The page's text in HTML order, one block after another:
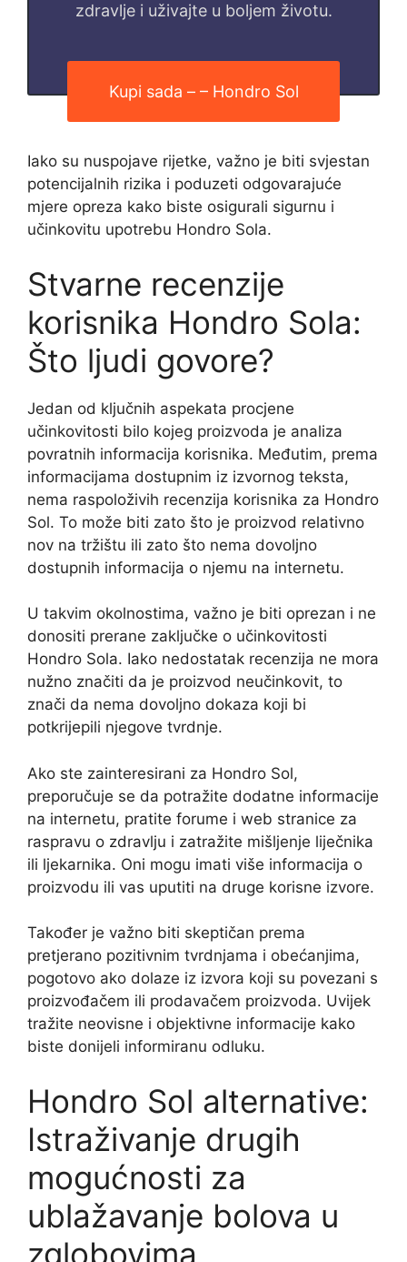
zdravlje i uživajte u boljem životu.
Kupi sada – – Hondro Sol
Iako su nuspojave rijetke, važno je biti svjestan
potencijalnih rizika i poduzeti odgovarajuće
mjere opreza kako biste osigurali sigurnu i
učinkovitu upotrebu Hondro Sola.
Stvarne recenzije
korisnika Hondro Sola:
Što ljudi govore?
Jedan od ključnih aspekata procjene
učinkovitosti bilo kojeg proizvoda je analiza
povratnih informacija korisnika. Međutim, prema
informacijama dostupnim iz izvornog teksta,
nema raspoloživih recenzija korisnika za Hondro
Sol. To može biti zato što je proizvod relativno
nov na tržištu ili zato što nema dovoljno
dostupnih informacija o njemu na internetu.
U takvim okolnostima, važno je biti oprezan i ne
donositi prerane zaključke o učinkovitosti
Hondro Sola. Iako nedostatak recenzija ne mora
nužno značiti da je proizvod neučinkovit, to
znači da nema dovoljno dokaza koji bi
potkrijepili njegove tvrdnje.
Ako ste zainteresirani za Hondro Sol,
preporučuje se da potražite dodatne informacije
na internetu, pratite forume i web stranice za
raspravu o zdravlju i zatražite mišljenje liječnika
ili ljekarnika. Oni mogu imati više informacija o
proizvodu ili vas uputiti na druge korisne izvore.
Također je važno biti skeptičan prema
pretjerano pozitivnim tvrdnjama i obećanjima,
pogotovo ako dolaze iz izvora koji su povezani s
proizvođačem ili prodavačem proizvoda. Uvijek
tražite neovisne i objektivne informacije kako
biste donijeli informiranu odluku.
Hondro Sol alternative:
Istraživanje drugih
mogućnosti za
ublažavanje bolova u
zglobovima